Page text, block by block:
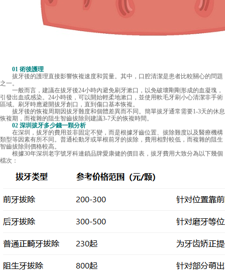
01 術後護理
拔牙後的護理直接影響恢複速度和質量。其中，口腔清潔是患者比較關心的問題
之一。
一般而言，建議在拔牙後24小時內避免刷牙漱口，以免破壞剛剛形成的血凝塊，
引發出血或感染。24小時後，可以開始輕柔地漱口，並使用軟毛牙刷小心清潔非手術
區域。刷牙時應避開拔牙創口，直到傷口基本恢複。
拔牙後的恢複周期因拔牙難度和個體差異而不同。簡單拔牙通常需要1-3天的休息
恢複期，而複雜的阻生智齒拔除則建議3-7天的恢複時間。
02 深圳拔牙多少錢一顆分析
在深圳，拔牙的費用並非固定不變，而是根據牙齒位置、拔除難度以及醫療機構
類型等因素有所不同。普通松動牙或單根前牙的拔除，費用相對較低，而複雜的阻生
智齒拔除則價格較高。
根據30年深圳老字號牙科連鎖品牌愛康健的價目表，拔牙費用大致分為以下幾個
檔次：